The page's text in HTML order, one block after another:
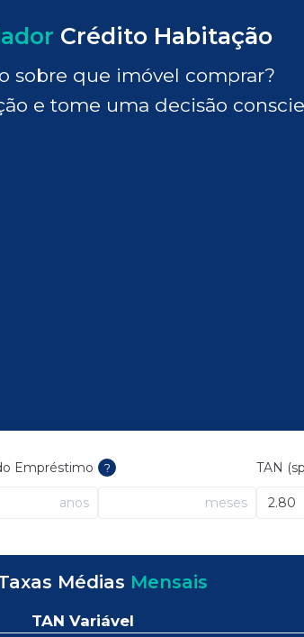
Crédito Habitação
sobre que imóvel comprar?
e tome uma decisão
Empréstimo ?
anos meses
TAN
Médias Mensais
TAN Variável